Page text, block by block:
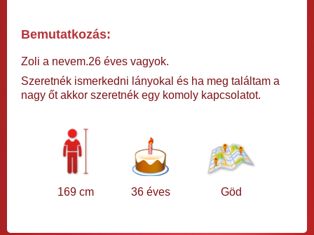
Bemutatkozás:
Zoli a nevem.26 éves vagyok.
Szeretnék ismerkedni lányokal és ha meg találtam a
nagy őt akkor szeretnék egy komoly kapcsolatot.
169 cm 36 éves Göd